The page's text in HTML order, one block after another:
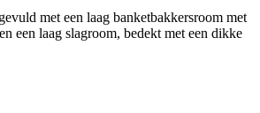
met een laag banketbakkersroom met
een laag slagroom, bedekt met een dikke